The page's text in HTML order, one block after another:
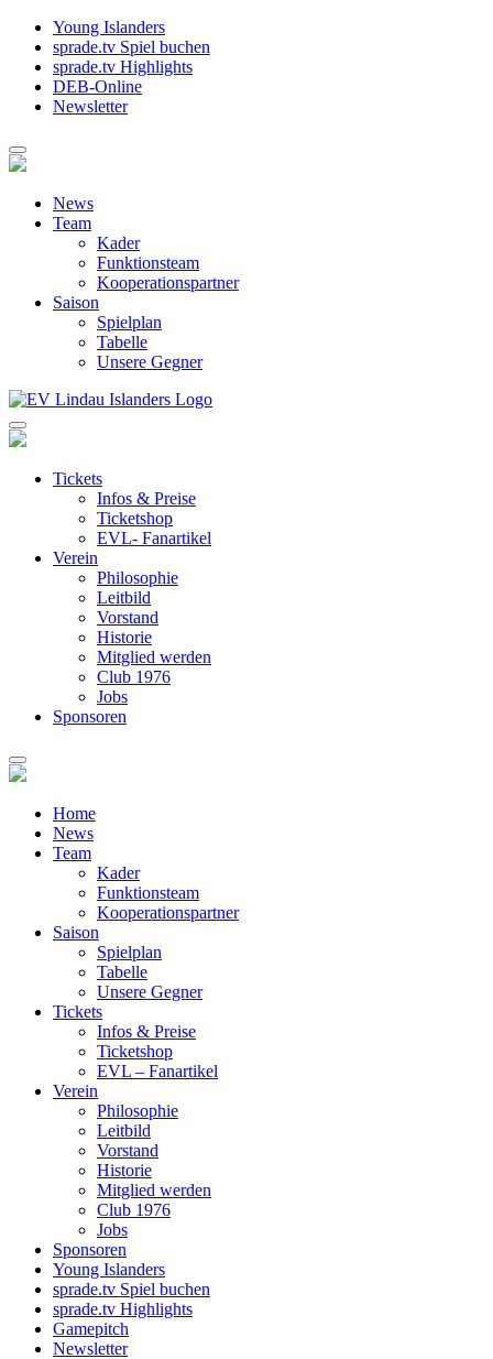
Young Islanders
sprade.tv Spiel buchen
sprade.tv Highlights
DEB-Online
Newsletter
News
Team
Kader
Funktionsteam
Kooperationspartner
Saison
Spielplan
Tabelle
Unsere Gegner
Tickets
Infos & Preise
Ticketshop
EVL- Fanartikel
Verein
Philosophie
Leitbild
Vorstand
Historie
Mitglied werden
Club 1976
Jobs
Sponsoren
Home
News
Team
Kader
Funktionsteam
Kooperationspartner
Saison
Spielplan
Tabelle
Unsere Gegner
Tickets
Infos & Preise
Ticketshop
EVL – Fanartikel
Verein
Philosophie
Leitbild
Vorstand
Historie
Mitglied werden
Club 1976
Jobs
Sponsoren
Young Islanders
sprade.tv Spiel buchen
sprade.tv Highlights
Gamepitch
Newsletter